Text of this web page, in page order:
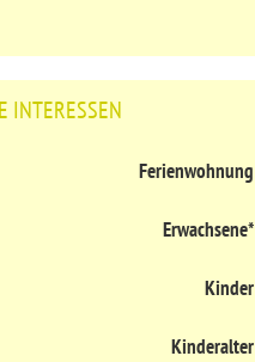
INTERESSEN
Ferienwohnung
Erwachsene*
Kinder
Kinderalter